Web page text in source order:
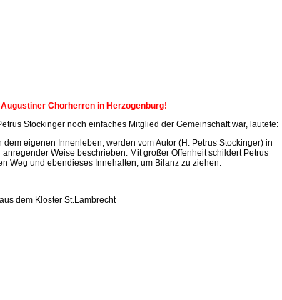
Chorherren in Herzogenburg!
Stockinger noch einfaches Mitglied der Gemeinschaft war, lautete:
eigenen Innenleben, werden vom Autor (H. Petrus Stockinger) in
Weise beschrieben. Mit großer Offenheit schildert Petrus
Weg und ebendieses Innehalten, um Bilanz zu ziehen.
dem Kloster St.Lambrecht